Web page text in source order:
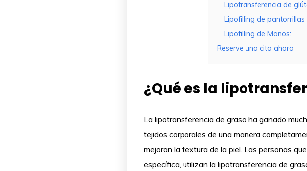
Lipotransferencia de
Lipofilling de
Lipofilling de Manos:
Reserve una cita ahora
¿Qué es la
La lipotransferencia de grasa ha ganado
tejidos corporales de una manera
mejoran la textura de la piel. Las personas
específica, utilizan la lipotransferencia de